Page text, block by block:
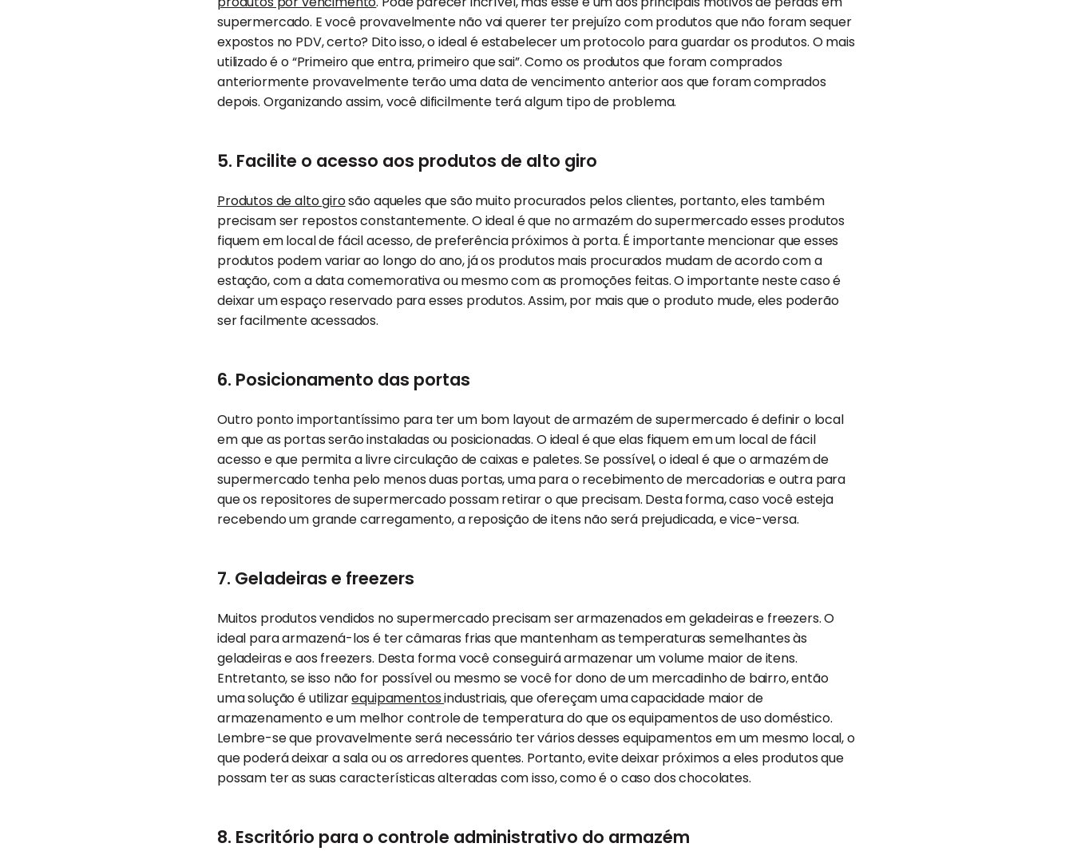
supermercado. E você provavelmente não vai querer ter prejuízo com produtos que não foram sequer
expostos no PDV, certo? Dito isso, o ideal é estabelecer um protocolo para guardar os produtos. O mais
utilizado é o “Primeiro que entra, primeiro que sai”. Como os produtos que foram comprados
anteriormente provavelmente terão uma data de vencimento anterior aos que foram comprados
depois. Organizando assim, você dificilmente terá algum tipo de problema.
5. Facilite o acesso aos produtos de alto giro
Produtos de alto girosão aqueles que são muito procurados pelos clientes, portanto, eles também
precisam ser repostos constantemente. O ideal é que no armazém do supermercado esses produtos
fiquem em local de fácil acesso, de preferência próximos à porta. É importante mencionar que esses
produtos podem variar ao longo do ano, já os produtos mais procurados mudam de acordo com a
estação, com a data comemorativa ou mesmo com as promoções feitas. O importante neste caso é
deixar um espaço reservado para esses produtos. Assim, por mais que o produto mude, eles poderão
ser facilmente acessados.
6. Posicionamento das portas
Outro ponto importantíssimo para ter um bom layout de armazém de supermercado é definir o local
em que as portas serão instaladas ou posicionadas. O ideal é que elas fiquem em um local de fácil
acesso e que permita a livre circulação de caixas e paletes. Se possível, o ideal é que o armazém de
supermercado tenha pelo menos duas portas, uma para o recebimento de mercadorias e outra para
que os repositores de supermercado possam retirar o que precisam. Desta forma, caso você esteja
recebendo um grande carregamento, a reposição de itens não será prejudicada, e vice-versa.
7. Geladeiras e freezers
Muitos produtos vendidos no supermercado precisam ser armazenados em geladeiras e freezers. O
ideal para armazená-los é ter câmaras frias que mantenham as temperaturas semelhantes às
geladeiras e aos freezers. Desta forma você conseguirá armazenar um volume maior de itens.
Entretanto, se isso não for possível ou mesmo se você for dono de um mercadinho de bairro, então
uma solução é utilizarequipamentosindustriais, que ofereçam uma capacidade maior de
armazenamento e um melhor controle de temperatura do que os equipamentos de uso doméstico.
Lembre-se que provavelmente será necessário ter vários desses equipamentos em um mesmo local, o
que poderá deixar a sala ou os arredores quentes. Portanto, evite deixar próximos a eles produtos que
possam ter as suas características alteradas com isso, como é o caso dos chocolates.
8. Escritório para o controle administrativo do armazém